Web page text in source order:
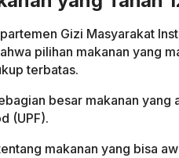
Gizi Masyarakat
pilihan makanan yang
terbatas.
besar makanan
(UPF).
makanan yang bisa